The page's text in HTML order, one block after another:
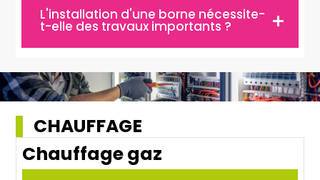
L'installation d'une borne nécessite-
t-elle des travaux importants ?
CHAUFFAGE
Chauffage gaz